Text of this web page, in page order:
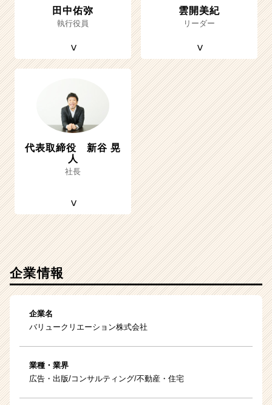
田中佑弥
執行役員
雲開美紀
リーダー
代表取締役 新谷 晃
人
社長
企業情報
企業名
バリュークリエーション株式会社
業種・業界
広告・出版/コンサルティング/不動産・住宅